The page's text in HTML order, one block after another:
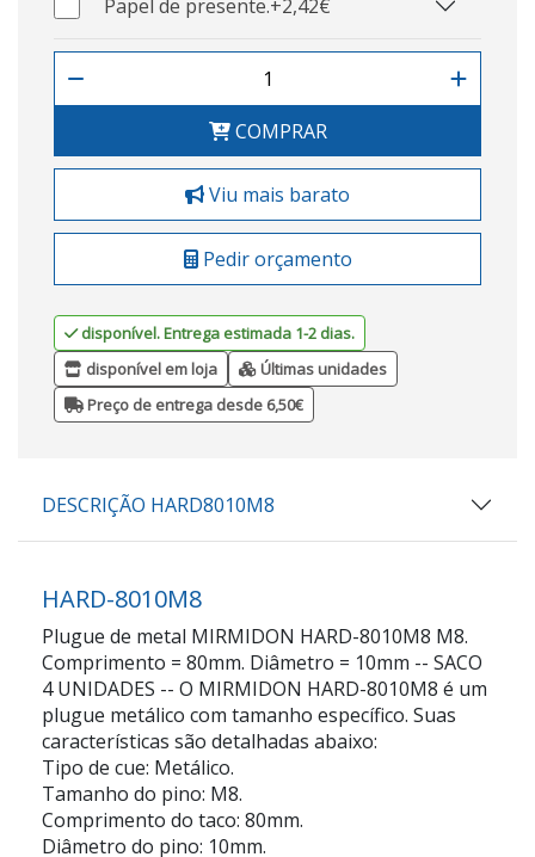
Papel de presente.+2,42€
COMPRAR
Viu mais barato
Pedir orçamento
disponível. Entrega estimada 1-2 dias.
disponível em loja
Últimas unidades
Preço de entrega desde 6,50€
DESCRIÇÃO HARD8010M8
HARD-8010M8
Plugue de metal MIRMIDON HARD-8010M8 M8.
Comprimento = 80mm. Diâmetro = 10mm -- SACO
4 UNIDADES -- O MIRMIDON HARD-8010M8 é um
plugue metálico com tamanho específico. Suas
características são detalhadas abaixo:
Tipo de cue: Metálico.
Tamanho do pino: M8.
Comprimento do taco: 80mm.
Diâmetro do pino: 10mm.